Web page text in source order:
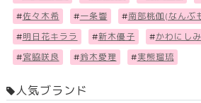
#佐々木希 #一条響 #南部桃伽(なんぶ
#明日花キララ #新木優子 #かわにし
#宮脇咲良 #鈴木愛理 #実熊瑠琉
人気ブランド